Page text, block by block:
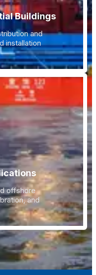
Buildings
and
installation
offshore
and